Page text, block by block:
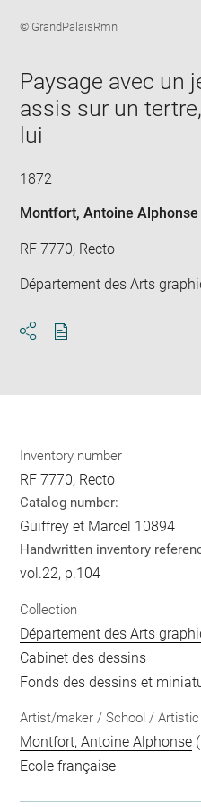
Image
© GrandPalaisRmn
Paysage avec un
assis sur un
lui
1872
Montfort, Antoine Alphonse
RF 7770, Recto
Département des Arts
Inventory number
RF 7770, Recto
Catalog number:
Guiffrey et Marcel 10894
Handwritten inventory
vol.22, p.104
Collection
Département des Arts
Cabinet des dessins
Fonds des dessins et
Artist/maker / School /
Montfort, Antoine Alphonse
Ecole française